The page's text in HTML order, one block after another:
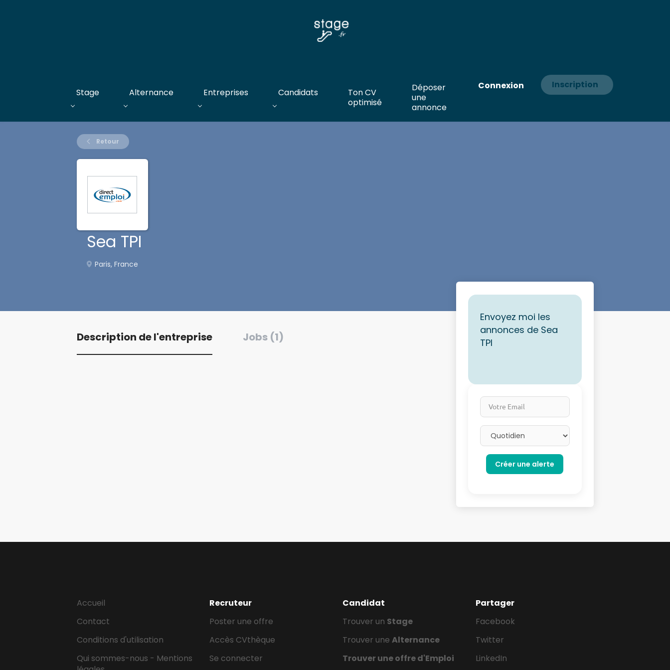
Connexion Inscription
Stage Alternance Entreprises Candidats
Ton CV
optimisé
Déposer
une
annonce
Retour
Sea TPI
Paris, France
Description de l'entreprise Jobs (1)
Envoyez moi les
annonces de Sea
TPI
Votre Email
Email frequency
Accueil
Contact
Conditions d'utilisation
Qui sommes-nous - Mentions
Recruteur
Poster une offre
Accès CVthèque
Se connecter
Candidat
Trouver un Stage
Trouver une Alternance
Trouver une offre d'Emploi
Partager
Facebook
Twitter
LinkedIn